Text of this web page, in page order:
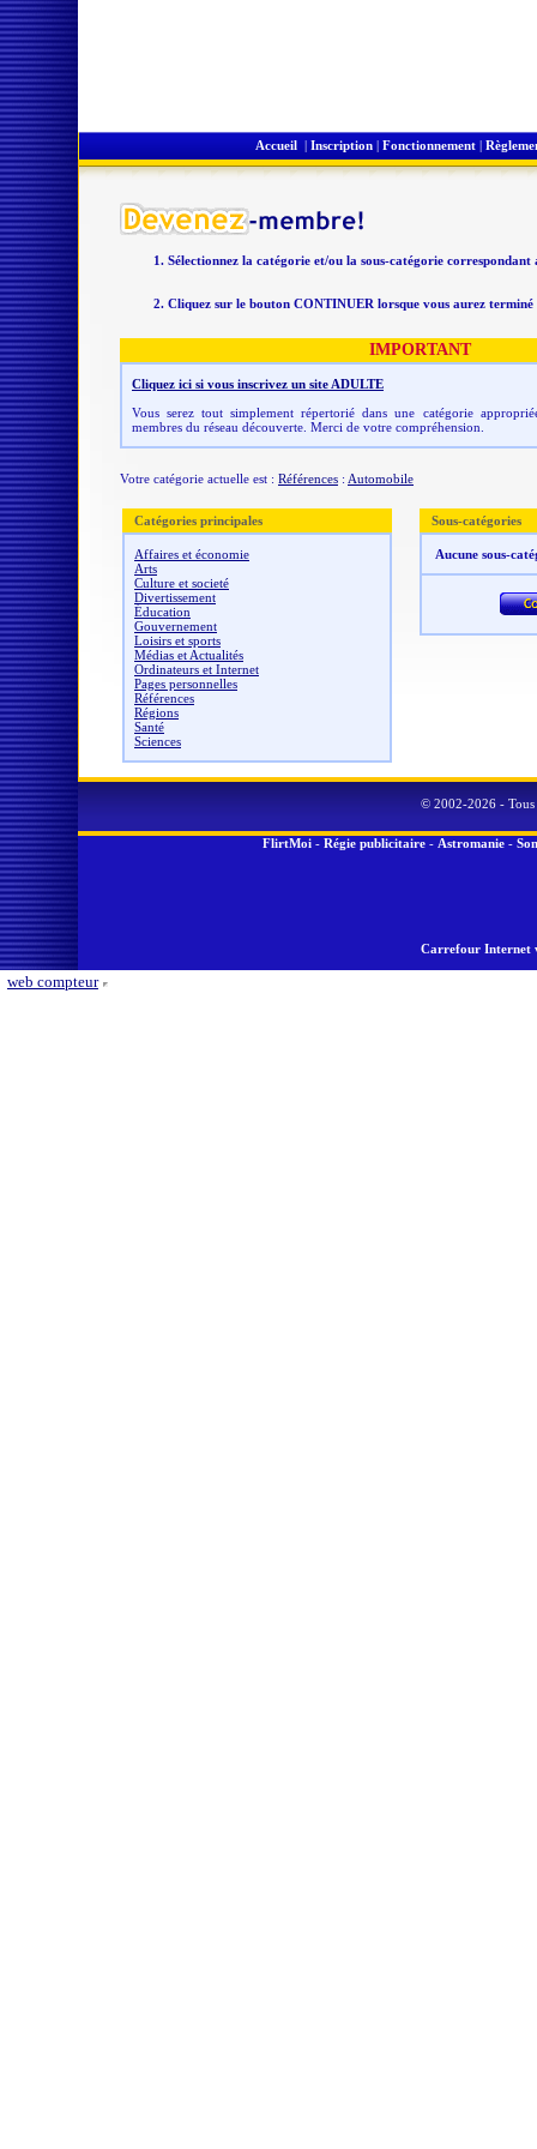
Accueil | Inscription | Fonctionnement |
Sélectionnez la catégorie et/ou la sous-catégorie correspondant
Cliquez sur le bouton CONTINUER lorsque vous aurez terminé
IMPORTANT
Cliquez ici si vous inscrivez un site ADULTE
Vous serez tout simplement répertorié dans une catégorie
membres du réseau découverte. Merci de votre compréhension.
Votre catégorie actuelle est : Références : Automobile
Catégories principales
Affaires et économie
Arts
Culture et societé
Divertissement
Éducation
Gouvernement
Loisirs et sports
Médias et Actualités
Ordinateurs et Internet
Pages personnelles
Références
Régions
Santé
Sciences
Sous-catégories
Aucune sous-
© 2002-2026 - Tous
FlirtMoi - Régie publicitaire - Astromanie -
Carrefour Internet
web compteur